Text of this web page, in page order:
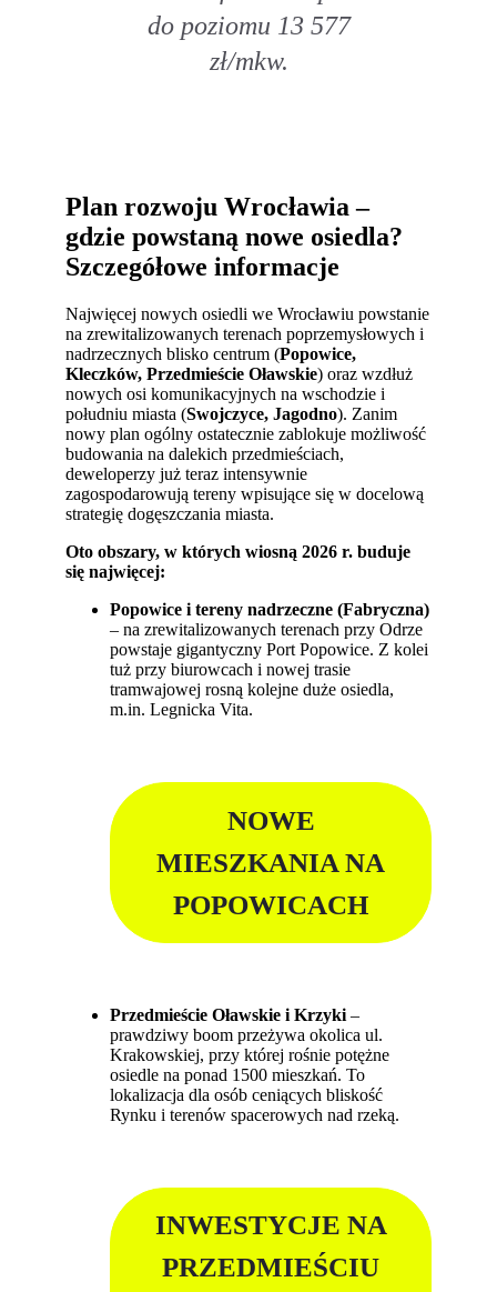
do poziomu 13 577
zł/mkw.
Plan rozwoju Wrocławia –
gdzie powstaną nowe osiedla?
Szczegółowe informacje
Najwięcej nowych osiedli we Wrocławiu powstanie
na zrewitalizowanych terenach poprzemysłowych i
nadrzecznych blisko centrum (Popowice,
Kleczków, Przedmieście Oławskie) oraz wzdłuż
nowych osi komunikacyjnych na wschodzie i
południu miasta (Swojczyce, Jagodno). Zanim
nowy plan ogólny ostatecznie zablokuje możliwość
budowania na dalekich przedmieściach,
deweloperzy już teraz intensywnie
zagospodarowują tereny wpisujące się w docelową
strategię dogęszczania miasta.
Oto obszary, w których wiosną 2026 r. buduje
się najwięcej:
Popowice i tereny nadrzeczne (Fabryczna)
– na zrewitalizowanych terenach przy Odrze
powstaje gigantyczny Port Popowice. Z kolei
tuż przy biurowcach i nowej trasie
tramwajowej rosną kolejne duże osiedla,
m.in. Legnicka Vita.
NOWE
MIESZKANIA NA
POPOWICACH
Przedmieście Oławskie i Krzyki –
prawdziwy boom przeżywa okolica ul.
Krakowskiej, przy której rośnie potężne
osiedle na ponad 1500 mieszkań. To
lokalizacja dla osób ceniących bliskość
Rynku i terenów spacerowych nad rzeką.
INWESTYCJE NA
PRZEDMIEŚCIU